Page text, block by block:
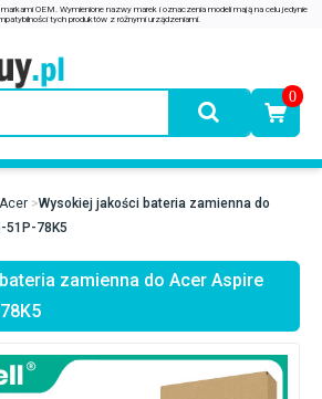
0
Wysokiej jakości bateria zamienna do
51P-78K5
zamienna do Acer Aspire